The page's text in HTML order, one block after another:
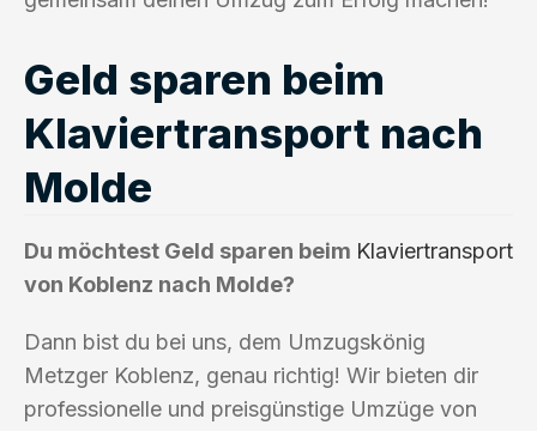
Geld sparen beim
Klaviertransport nach
Molde
Du möchtest Geld sparen beim Klaviertransport
von Koblenz nach Molde?
Dann bist du bei uns, dem Umzugskönig
Metzger Koblenz, genau richtig! Wir bieten dir
professionelle und preisgünstige Umzüge von